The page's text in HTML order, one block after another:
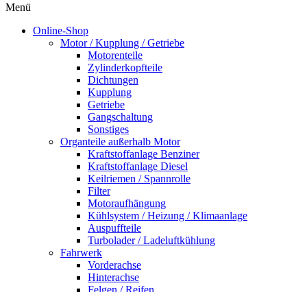
Menü
Online-Shop
Motor / Kupplung / Getriebe
Motorenteile
Zylinderkopfteile
Dichtungen
Kupplung
Getriebe
Gangschaltung
Sonstiges
Organteile außerhalb Motor
Kraftstoffanlage Benziner
Kraftstoffanlage Diesel
Keilriemen / Spannrolle
Filter
Motoraufhängung
Kühlsystem / Heizung / Klimaanlage
Auspuffteile
Turbolader / Ladeluftkühlung
Fahrwerk
Vorderachse
Hinterachse
Felgen / Reifen